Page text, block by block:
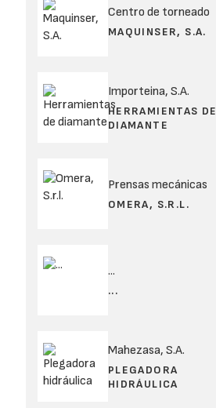
Centro de torneado
MAQUINSER, S.A.
Importeina, S.A.
HERRAMIENTAS DE
DIAMANTE
Prensas mecánicas
OMERA, S.R.L.
...
...
Mahezasa, S.A.
PLEGADORA
HIDRÁULICA